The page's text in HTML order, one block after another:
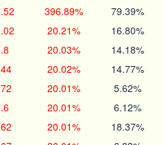
396.89% 79.39%
20.21% 16.80%
20.03% 14.18%
20.02% 14.77%
20.01% 5.62%
20.01% 6.12%
20.01% 18.37%